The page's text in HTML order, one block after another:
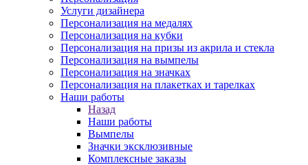
Услуги дизайнера
Персонализация на медалях
Персонализация на кубки
Персонализация на призы из акрила и стекла
Персонализация на вымпелы
Персонализация на значках
Персонализация на плакетках и тарелках
Наши работы
Назад
Наши работы
Вымпелы
Значки эксклюзивные
Комплексные заказы